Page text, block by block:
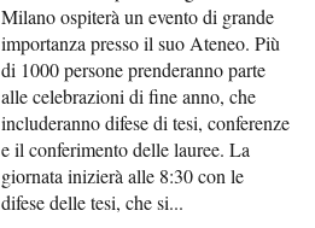
Milano ospiterà un evento di grande
importanza presso il suo Ateneo. Più
di 1000 persone prenderanno parte
alle celebrazioni di fine anno, che
includeranno difese di tesi, conferenze
e il conferimento delle lauree. La
giornata inizierà alle 8:30 con le
difese delle tesi, che si...